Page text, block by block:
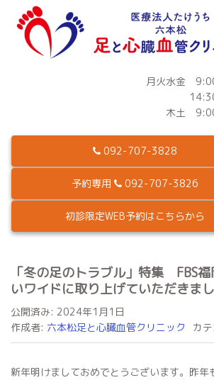
月火水金
木土
092-707-3828
予約専用 092-707-3826
初診限定WEB予約はこちらから
「冬の足のトラブル」特集 FBS
いワイドに取り上げていただきま
公開済み: 2024年1月1日
作成者: 六本松足と心臓血管クリニック カ
新年明けましておめでとうございます。昨年